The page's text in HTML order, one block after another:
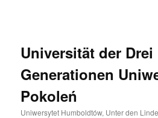
Universität der Drei
Generationen
Pokoleń
Uniwersytet Humboldtów, Unter den